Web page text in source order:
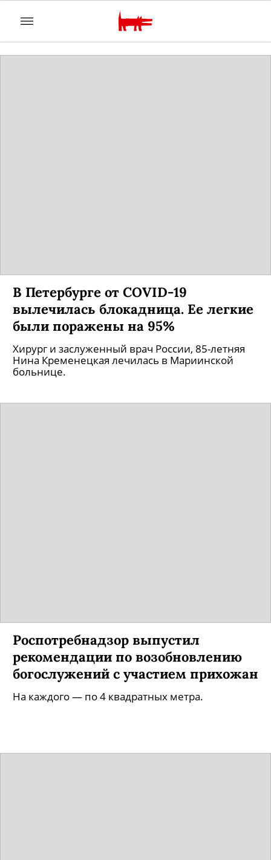
В Петербурге от COVID-19
вылечилась блокадница. Ее легкие
были поражены на 95%
Хирург и заслуженный врач России, 85-летняя
Нина Кременецкая лечилась в Мариинской
больнице.
Роспотребнадзор выпустил
рекомендации по возобновлению
богослужений с участием прихожан
На каждого — по 4 квадратных метра.